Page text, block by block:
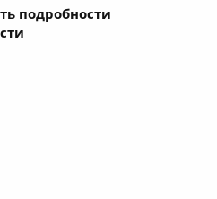
подробности